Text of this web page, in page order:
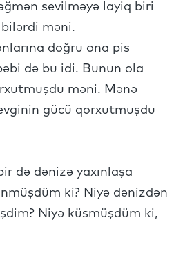
sevilməyə layiq biri
məni.
doğru ona pis
də bu idi. Bunun ola
məni. Mənə
gücü qorxutmuşdu
də dənizə yaxınlaşa
ki? Niyə dənizdən
Niyə küsmüşdüm ki,